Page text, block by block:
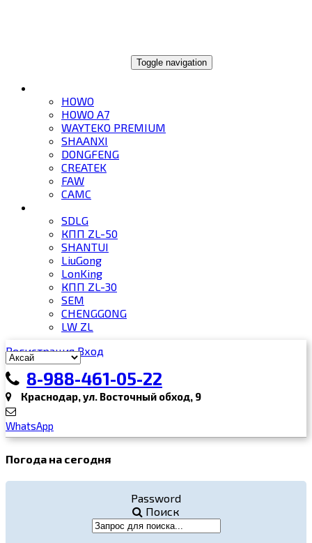
Toggle navigation
HOWO
HOWO A7
WAYTEKO PREMIUM
SHAANXI
DONGFENG
CREATEK
FAW
CAMC
SDLG
КПП ZL-50
SHANTUI
LiuGong
LonKing
КПП ZL-30
SEM
CHENGGONG
LW ZL
Регистрация Вход
8-988-461-05-22
Краснодар, ул. Восточный обход, 9
WhatsApp
Погода на сегодня
Password
Поиск